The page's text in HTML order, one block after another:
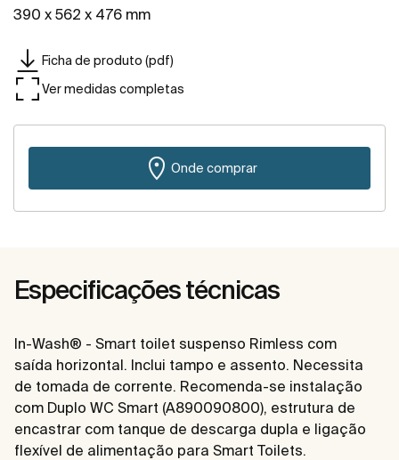
390 x 562 x 476 mm
Ficha de produto (pdf)
Ver medidas completas
Onde comprar
Especificações técnicas
In-Wash® - Smart toilet suspenso Rimless com
saída horizontal. Inclui tampo e assento. Necessita
de tomada de corrente. Recomenda-se instalação
com Duplo WC Smart (A890090800), estrutura de
encastrar com tanque de descarga dupla e ligação
flexível de alimentação para Smart Toilets.